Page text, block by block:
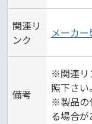
関連リ
ンク
メーカ
備考
※関連リ
照下さい。
※製品の
る場合が